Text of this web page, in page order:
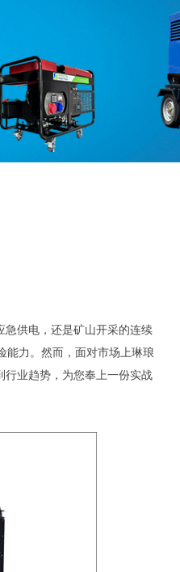
急供电，还是矿山开采的连续
能力。然而，面对市场上琳琅
行业趋势，为您奉上一份实战